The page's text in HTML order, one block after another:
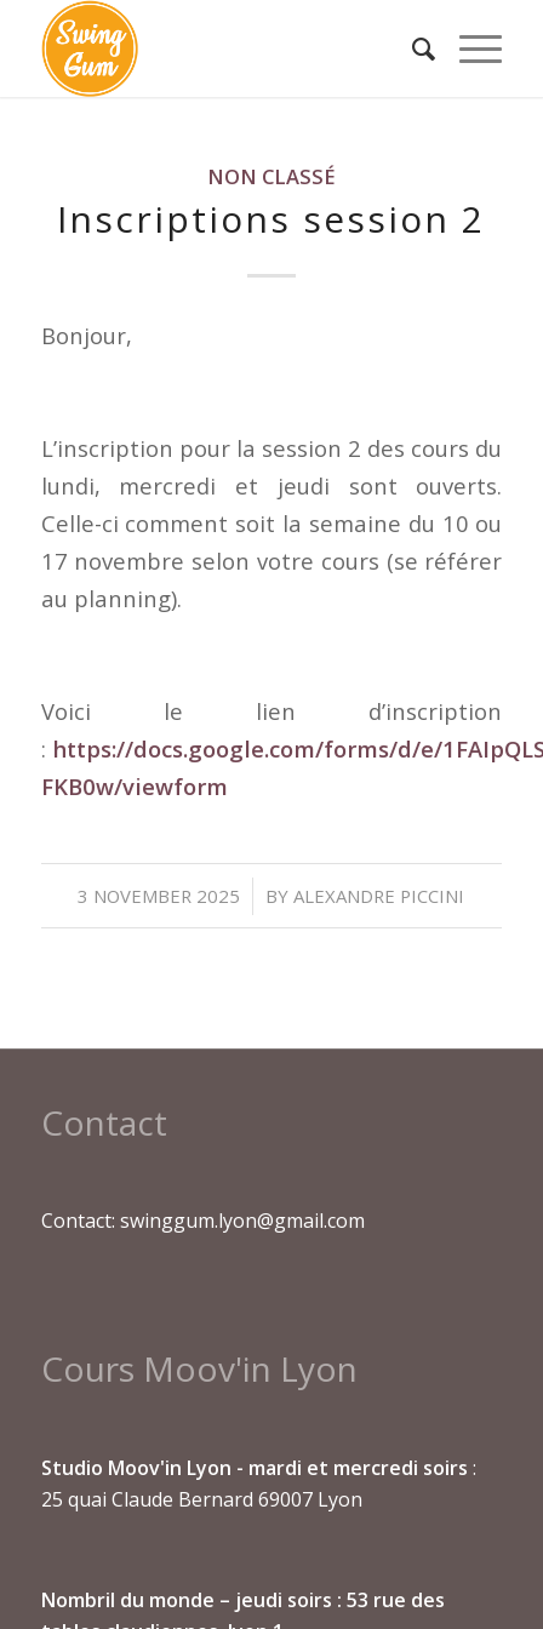
NON CLASSÉ
Inscriptions session 2
Bonjour,
L’inscription pour la session 2 des cours du
lundi, mercredi et jeudi sont ouverts.
Celle-ci comment soit la semaine du 10 ou
17 novembre selon votre cours (se référer
au planning).
Voici le lien d’inscription
: https://docs.google.com/forms/d/e/
FKB0w/viewform
3 NOVEMBER 2025
/ BYALEXANDRE PICCINI
Contact
Contact: swinggum.lyon@gmail.com
Cours Moov'in Lyon
Studio Moov'in Lyon - mardi et mercredi soirs :
25 quai Claude Bernard 69007 Lyon
Nombril du monde – jeudi soirs : 53 rue des